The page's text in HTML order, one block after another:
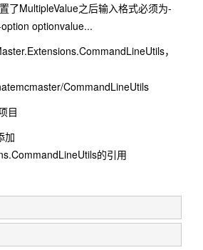
了MultipleValue之后输入格式必须为-
optionvalue...
，
CommandLineUtils
目
加
的引用